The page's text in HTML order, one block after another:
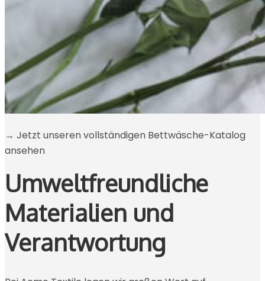
→ Jetzt unseren vollständigen Bettwäsche-Katalog
ansehen
Umweltfreundliche
Materialien und
Verantwortung